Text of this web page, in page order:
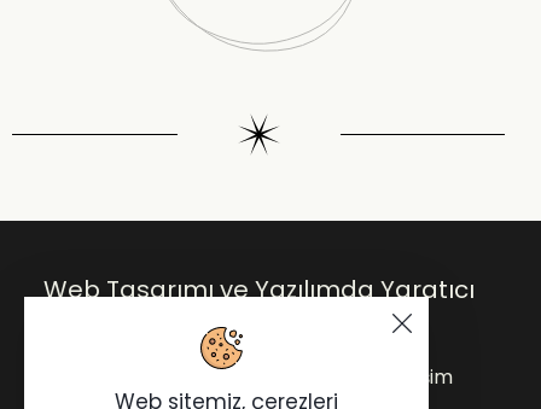
Web Tasarımı ve Yazılımda Yaratıcı
Çözümler.
Blog İletişim
Web sitemiz, çerezleri